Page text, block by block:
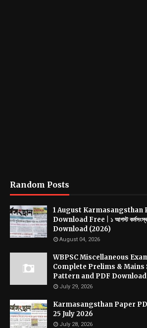
Random Posts
1 August Karmasangsthan
Download Free | ১ আগস্ট
Download (2026)
August 04, 2026
WBPSC Miscellaneous
Complete Prelims & Mains
Pattern and PDF Download
July 29, 2026
Karmasangsthan Paper
25 July 2026
July 28, 2026